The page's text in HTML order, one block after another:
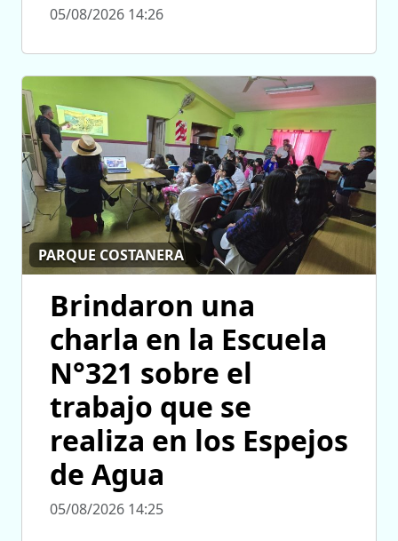
05/08/2026 14:26
PARQUE COSTANERA
Brindaron una
charla en la Escuela
N°321 sobre el
trabajo que se
realiza en los Espejos
de Agua
05/08/2026 14:25